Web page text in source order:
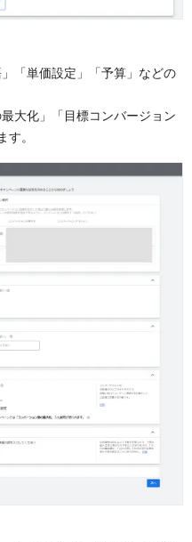
「単価設定」「予算」などの
大化」「目標コンバージョン
。